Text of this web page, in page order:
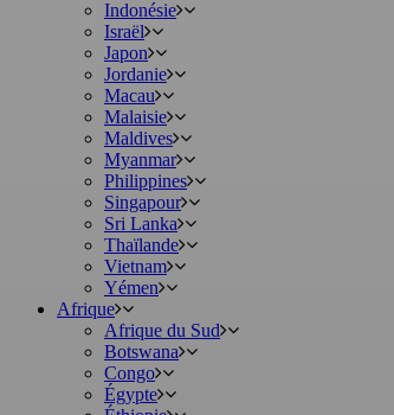
Indonésie
Israël
Japon
Jordanie
Macau
Malaisie
Maldives
Myanmar
Philippines
Singapour
Sri Lanka
Thaïlande
Vietnam
Yémen
Afrique
Afrique du Sud
Botswana
Congo
Égypte